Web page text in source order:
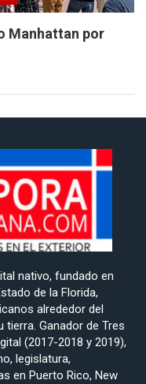
Manhattan por
nativo, fundado en
de la Florida,
alrededor del
tierra. Ganador de Tres
(2017-2018 y 2019),
legislatura,
en Puerto Rico, New